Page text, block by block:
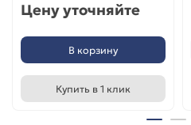
Цену уточняйте
В корзину
Купить в 1 клик